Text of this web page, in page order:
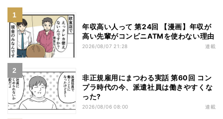
年収高い人って 第24回 【漫画】年収が
高い先輩がコンビニATMを使わない理由
2026/08/07 21:28 連載
非正規雇用にまつわる実話 第60回 コン
プラ時代の今、派遣社員は働きやすくな
った?
2026/08/06 08:00 連載